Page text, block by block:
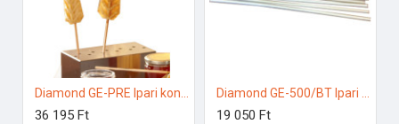
36 195 Ft 19 050 Ft